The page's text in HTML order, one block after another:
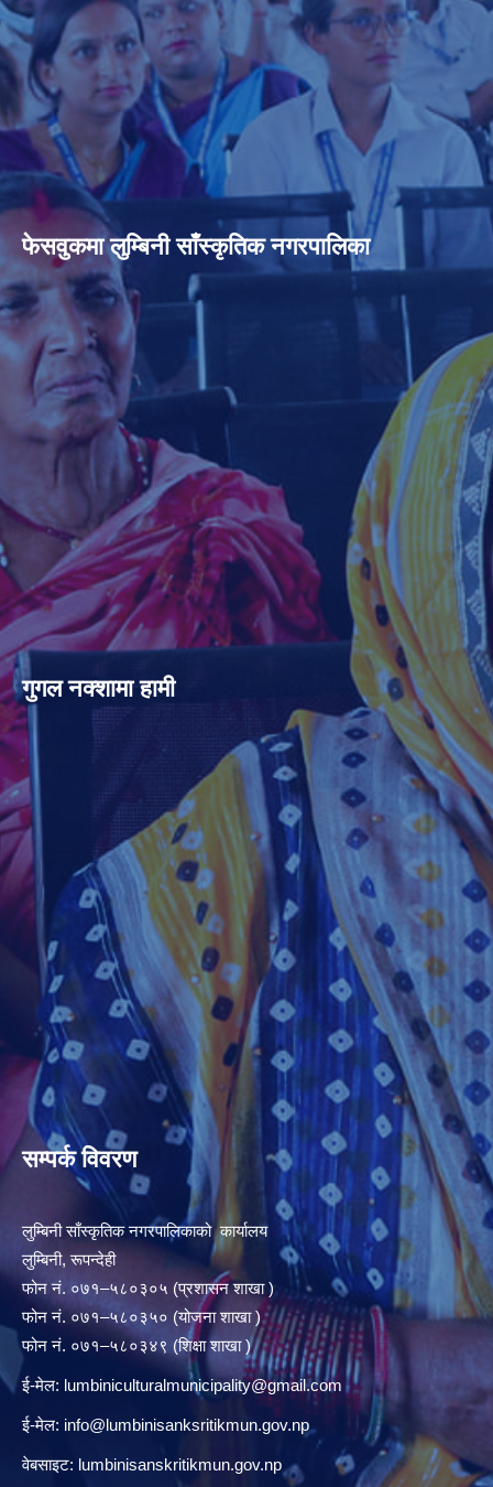
फेसवुकमा लुम्बिनी साँस्कृतिक नगरपालिका
गुगल नक्शामा हामी
सम्पर्क विवरण
लुम्बिनी साँस्कृतिक नगरपालिकाको कार्यालय
लुम्बिनी, रूपन्देही
फोन नं. ०७१–५८०३०५ (प्रशासन शाखा )
फोन नं. ०७१–५८०३५० (योजना शाखा )
फोन नं. ०७१–५८०३४९ (शिक्षा शाखा )
ई-मेल: lumbiniculturalmunicipality@gmail.com
ई-मेल: info@lumbinisanksritikmun.gov.np
वेबसाइट: lumbinisanskritikmun.gov.np